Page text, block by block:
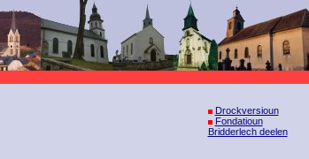
Drockversioun
Fondatioun
Bridderlech deelen